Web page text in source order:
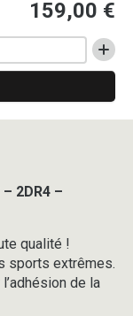
159,00 €
2DR4 –
qualité !
sports extrêmes.
de la